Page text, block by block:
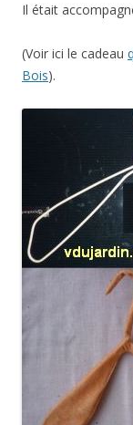
Il était
(Voir ici le cadeau
Bois).